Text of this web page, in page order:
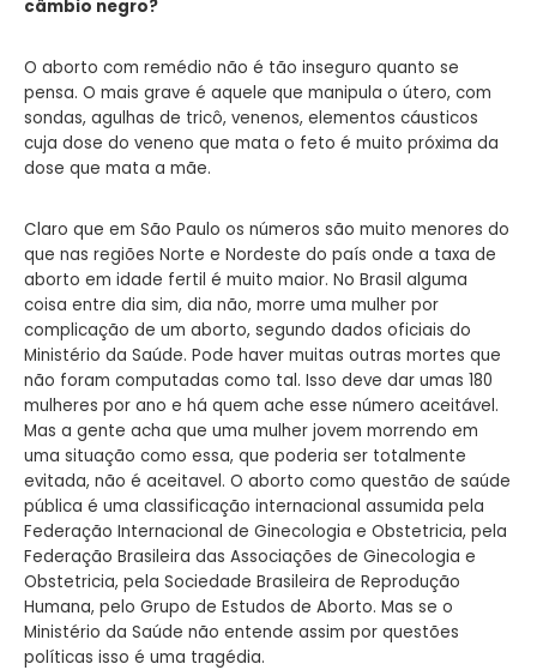
câmbio negro?
O aborto com remédio não é tão inseguro quanto se
pensa. O mais grave é aquele que manipula o útero, com
sondas, agulhas de tricô, venenos, elementos cáusticos
cuja dose do veneno que mata o feto é muito próxima da
dose que mata a mãe.
Claro que em São Paulo os números são muito menores do
que nas regiões Norte e Nordeste do país onde a taxa de
aborto em idade fertil é muito maior. No Brasil alguma
coisa entre dia sim, dia não, morre uma mulher por
complicação de um aborto, segundo dados oficiais do
Ministério da Saúde. Pode haver muitas outras mortes que
não foram computadas como tal. Isso deve dar umas 180
mulheres por ano e há quem ache esse número aceitável.
Mas a gente acha que uma mulher jovem morrendo em
uma situação como essa, que poderia ser totalmente
evitada, não é aceitavel. O aborto como questão de saúde
pública é uma classificação internacional assumida pela
Federação Internacional de Ginecologia e Obstetricia, pela
Federação Brasileira das Associações de Ginecologia e
Obstetricia, pela Sociedade Brasileira de Reprodução
Humana, pelo Grupo de Estudos de Aborto. Mas se o
Ministério da Saúde não entende assim por questões
políticas isso é uma tragédia.